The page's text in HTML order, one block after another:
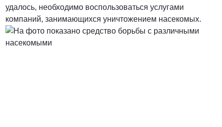
удалось, необходимо воспользоваться услугами
компаний, занимающихся уничтожением насекомых.